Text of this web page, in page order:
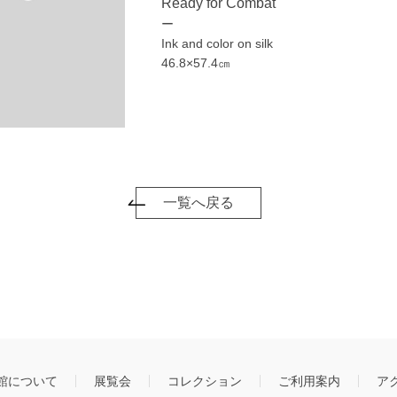
Ready for Combat
ー
Ink and color on silk
46.8×57.4㎝
一覧へ戻る
について 展覧会 コレクション ご利用案内 ア